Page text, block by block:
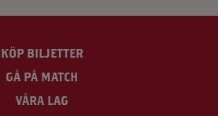
KÖP BILJETTER
GÅ PÅ MATCH
VÅRA LAG